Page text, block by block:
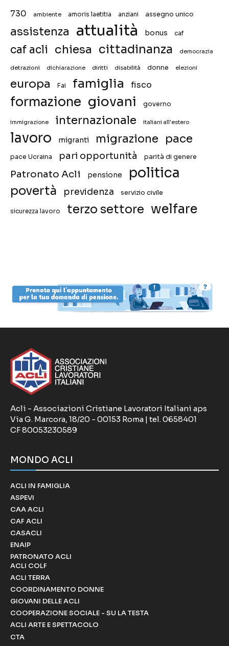
730 ambiente amoris laetitia anziani assegno unico
assistenza attualità bonus caf
caf acli chiesa cittadinanza democrazia
detrazioni dichiarazione diritti disabilità donne elezioni
europa Fai famiglia fisco
formazione giovani governo
immigrazione internazionale italiani all'estero
lavoro migranti migrazione pace
pace Ucraina pari opportunità parità di genere
Patronato Acli pensione politica
povertà previdenza servizio civile
sicurezza lavoro terzo settore welfare
Acli - Associazioni Cristiane Lavoratori Italiani aps
Via G. Marcora, 18/20 - 00153 Roma | tel. 0658401
CF 80053230589
MONDO ACLI
ACLI IN FAMIGLIA
ASPEVI
CAA ACLI
CAF ACLI
CASACLI
ENAIP
PATRONATO ACLI
ACLI COLF
ACLI TERRA
COORDINAMENTO DONNE
GIOVANI DELLE ACLI
COOPERAZIONE SOCIALE - SU LA TESTA
ACLI ARTE E SPETTACOLO
CTA